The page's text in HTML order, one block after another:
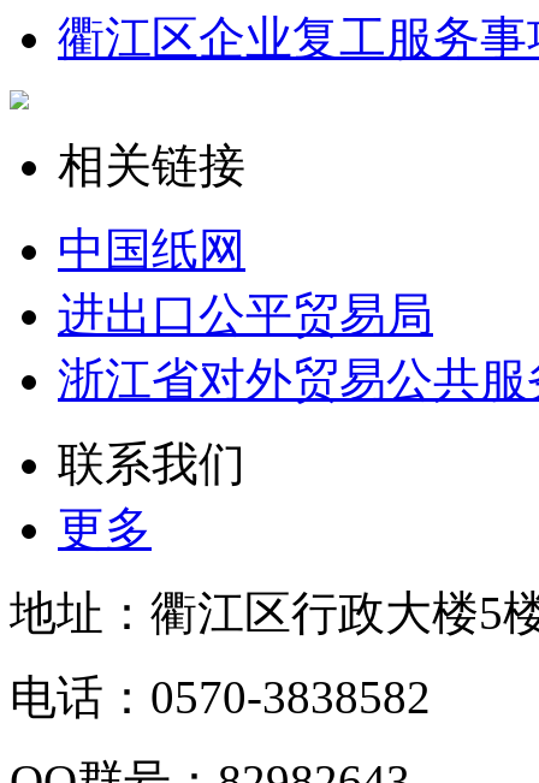
衢江区企业复工服务
相关链接
中国纸网
进出口公平贸易局
浙江省对外贸易公共
联系我们
更多
地址：衢江区行政大楼5
电话：0570-3838582